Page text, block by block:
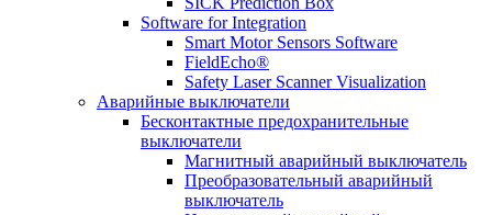
Software for Integration
Smart Motor Sensors Software
FieldEcho®
Safety Laser Scanner Visualization
Аварийные выключатели
Бесконтактные предохранительные
выключатели
Магнитный аварийный выключатель
Преобразовательный аварийный
выключатель